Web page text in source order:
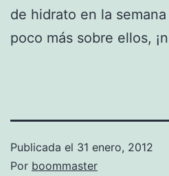
de hidrato en la
poco más sobre ellos,
Publicada el 31 enero, 2012
Por boommaster